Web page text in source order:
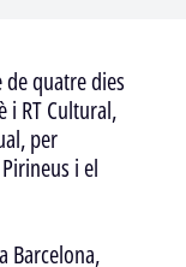
quatre dies
i RT Cultural,
per
i el
Barcelona,